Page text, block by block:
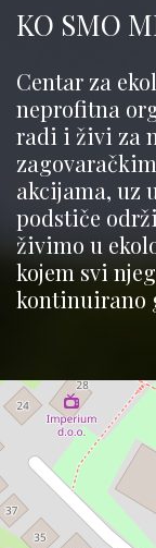
KO SMO
Centar za
neprofitna
radi i živi za
akcijama, uz
podstiče
živimo u
kojem svi
kontinuirano